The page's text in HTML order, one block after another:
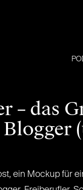
– das
ein Mockup für